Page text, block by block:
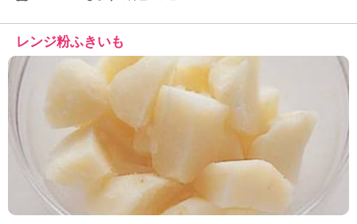
レンジ粉ふきいも